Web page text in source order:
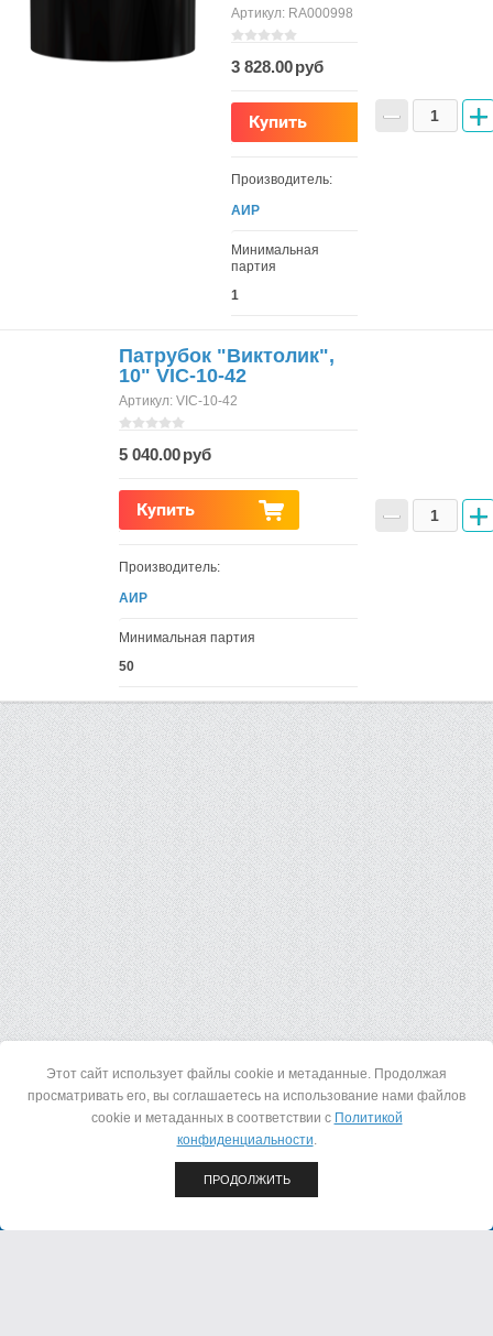
Артикул: RA000998
3 828.00
Купить
Производитель:
АИР
Минимальная
партия
1
− +
Патрубок "Виктолик",
10" VIC-10-42
Артикул: VIC-10-42
5 040.00
Купить
Производитель:
АИР
Минимальная партия
50
− +
© 2015 - 2026 ООО "АИР"
+7(8362) 23-23-07 +7(8362) 23-23-08
424028, Республика Марий Эл, г. Йошкар-Ола, ул.
Этот сайт использует файлы cookie и метаданные. Продолжая
просматривать его, вы соглашаетесь на использование нами файлов
cookie и метаданных в соответствии с Политикой
конфиденциальности.
ПРОДОЛЖИТЬ